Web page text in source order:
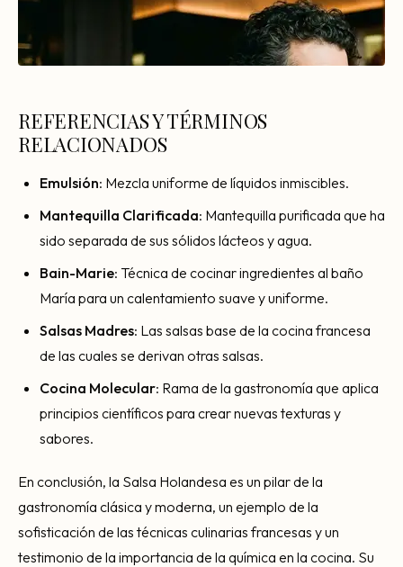
REFERENCIAS Y TÉRMINOS
RELACIONADOS
Emulsión: Mezcla uniforme de líquidos inmiscibles.
Mantequilla Clarificada: Mantequilla purificada que ha
sido separada de sus sólidos lácteos y agua.
Bain-Marie: Técnica de cocinar ingredientes al baño
María para un calentamiento suave y uniforme.
Salsas Madres: Las salsas base de la cocina francesa
de las cuales se derivan otras salsas.
Cocina Molecular: Rama de la gastronomía que aplica
principios científicos para crear nuevas texturas y
sabores.
En conclusión, la Salsa Holandesa es un pilar de la
gastronomía clásica y moderna, un ejemplo de la
sofisticación de las técnicas culinarias francesas y un
testimonio de la importancia de la química en la cocina. Su